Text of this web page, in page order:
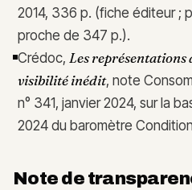
2014, 336 p. (fiche éditeur ;
proche de 347 p.).
Crédoc, Les représentations
visibilité inédit, note
n° 341, janvier 2024, sur la
2024 du baromètre
Note de